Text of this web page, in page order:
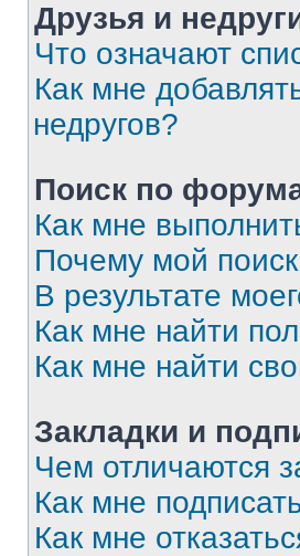
Друзья и
Что означают
Как мне
недругов?
Поиск по
Как мне
Почему мой
В результате
Как мне найти
Как мне найти
Закладки и
Чем отличаются
Как мне
Как мне